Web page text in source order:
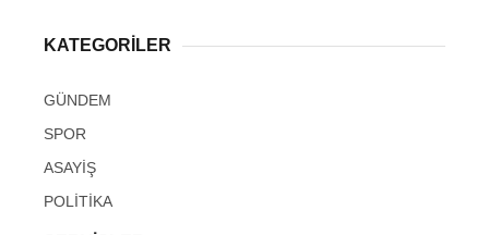
KATEGORİLER
GÜNDEM
SPOR
ASAYİŞ
POLİTİKA